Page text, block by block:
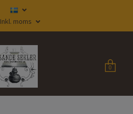
Inkl. moms
0